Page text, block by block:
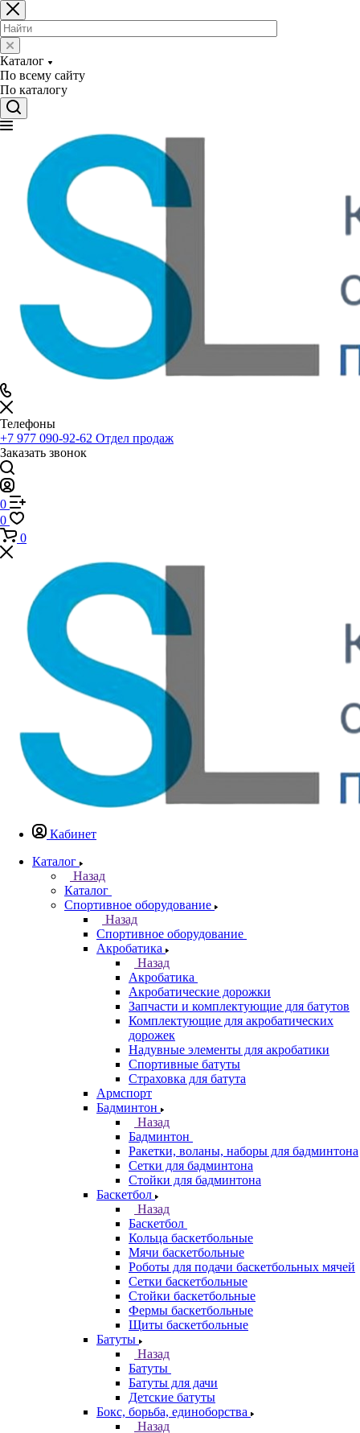
Каталог
По всему сайту
По каталогу
Телефоны
+7 977 090-92-62 Отдел продаж
Заказать звонок
0
0
0
Кабинет
Каталог
Назад
Каталог
Спортивное оборудование
Назад
Спортивное оборудование
Акробатика
Назад
Акробатика
Акробатические дорожки
Запчасти и комплектующие для батутов
Комплектующие для акробатических
дорожек
Надувные элементы для акробатики
Спортивные батуты
Страховка для батута
Армспорт
Бадминтон
Назад
Бадминтон
Ракетки, воланы, наборы для бадминтона
Сетки для бадминтона
Стойки для бадминтона
Баскетбол
Назад
Баскетбол
Кольца баскетбольные
Мячи баскетбольные
Роботы для подачи баскетбольных мячей
Сетки баскетбольные
Стойки баскетбольные
Фермы баскетбольные
Щиты баскетбольные
Батуты
Назад
Батуты
Батуты для дачи
Детские батуты
Бокс, борьба, единоборства
Назад